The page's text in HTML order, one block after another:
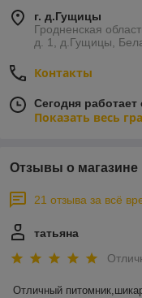
г. д.Гущицы
Гродненская
д. 1, д.Гущицы,
Контакты
Сегодня работает
Показать весь
Отзывы о магазине
21 отзыва за всё
татьяна
Отличный